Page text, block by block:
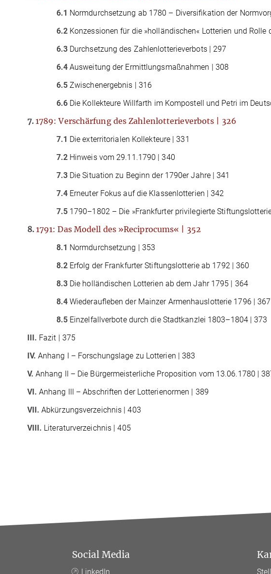
6.1 Normdurchsetzung ab 1780 – Diversiﬁkation der
6.2Konzessionen für die »holländischen« Lotterien und Rolle
6.3Durchsetzung des Zahlenlotterieverbots | 297
6.4Ausweitung der Ermittlungsmaßnahmen | 308
6.5Zwischenergebnis | 316
6.6Die Kollekteure Willfarth im Kompostell und Petri im
7.1789: Verschärfung des Zahlenlotterieverbots | 326
7.1 Die exterritorialen Kollekteure | 331
7.2Hinweis vom 29.11.1790 | 340
7.3Die Situation zu Beginn der 1790er Jahre | 341
7.4Erneuter Fokus auf die Klassenlotterien | 342
7.51790–1802 – Die »Frankfurter privilegierte
8.1791: Das Modell des »Reciprocums« | 352
8.1 Normdurchsetzung | 353
8.2Erfolg der Frankfurter Stiftungslotterie ab 1792 | 360
8.3Die holländischen Lotterien ab dem Jahr 1795 | 364
8.4Wiederauﬂeben der Mainzer Armenhauslotterie 1796 | 367
8.5Einzelfallverbote durch die Stadtkanzlei 1803–1804 | 373
III. Fazit | 375
IV. Anhang I – Forschungslage zu Lotterien | 383
V. Anhang II – Die Bürgermeisterliche Proposition vom 13.06.1780 |
VI. Anhang III – Abschriften der Lotterienormen | 389
VII. Abkürzungsverzeichnis | 403
VIII. Literaturverzeichnis | 405
Social Media
LinkedIn